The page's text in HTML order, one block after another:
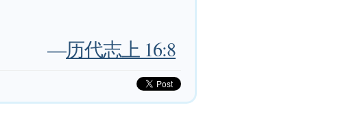
—历代志上 16:8